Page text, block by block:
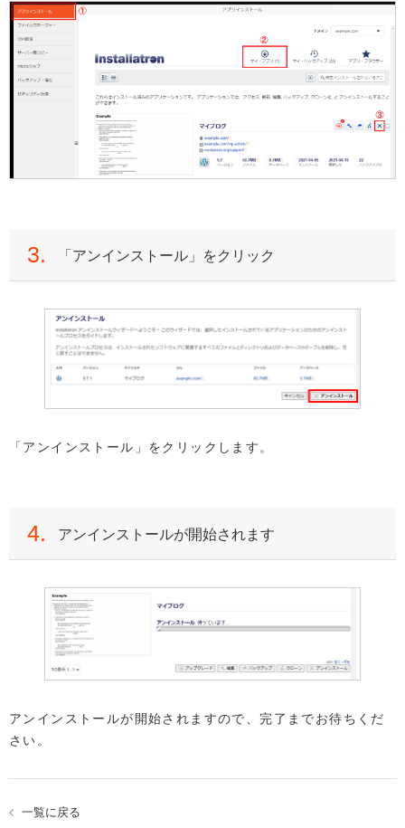
3. 「アンインストール」をクリック
「アンインストール」をクリックします。
4. アンインストールが開始されます
アンインストールが開始されますので、完了までお待ちくだ
さい。
一覧に戻る